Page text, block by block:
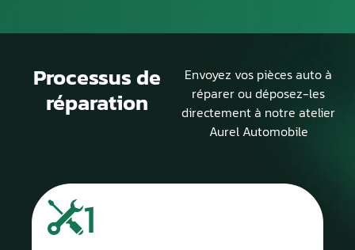
Processus de
réparation
Envoyez vos pièces auto à
réparer ou déposez-les
directement à notre atelier
Aurel Automobile
1